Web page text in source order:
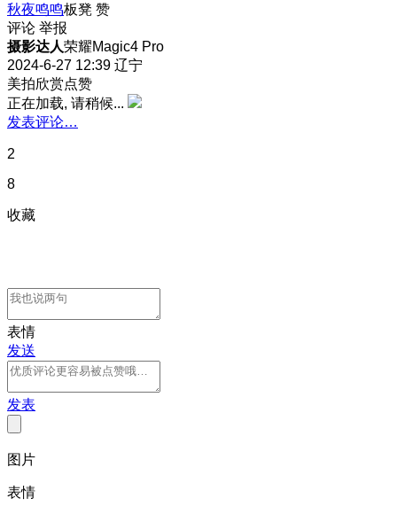
秋夜鸣鸣板凳 赞
评论 举报
摄影达人荣耀Magic4 Pro
2024-6-27 12:39 辽宁
美拍欣赏点赞
正在加载, 请稍候...
发表评论…
2
8
收藏
表情
发送
发表
图片
表情